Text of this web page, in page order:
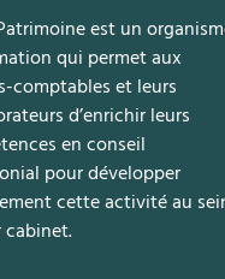
est un
qui permet aux
comptables et leurs
d’enrichir leurs
enconseil
pour développer
cette activité au
cabinet.